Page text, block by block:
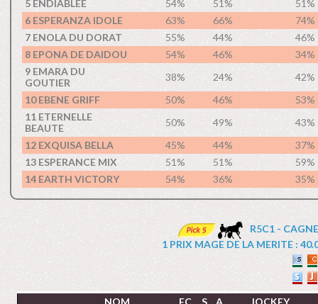
5 ENDIABLEE 54% 51%
51%
6 ESPERANZA IDOLE
63% 66%
74%
7 ENOLA DU DORAT
55% 44%
46%
8 EPONA DE DAIDOU
54% 46%
34%
9 EMARA DU
GOUTIER
38% 24%
42%
10 EBENE GRIFF
50% 46%
53%
11 ETERNELLE
BEAUTE
50% 49%
43%
12 EXQUISA BELLA
45% 44%
37%
13 ESPERANCE MIX
51% 51%
59%
14 EARTH VICTORY
54% 36% 35%
R5C1 -
1 PRIX MAGE DE LA MERITE :
NOM EC S A
JOCKEY